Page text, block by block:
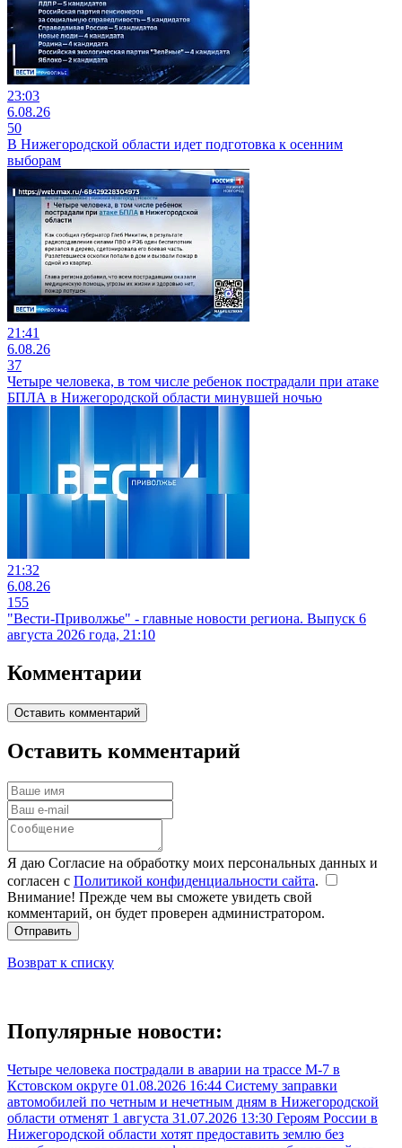
23:03
6.08.26
50
В Нижегородской области идет подготовка к осенним
выборам
21:41
6.08.26
37
Четыре человека, в том числе ребенок пострадали при атаке
БПЛА в Нижегородской области минувшей ночью
21:32
6.08.26
155
"Вести-Приволжье" - главные новости региона. Выпуск 6
августа 2026 года, 21:10
Комментарии
Оставить комментарий
Оставить комментарий
Я даю Согласие на обработку моих персональных данных и
согласен с Политикой конфиденциальности сайта.
Внимание! Прежде чем вы сможете увидеть свой
комментарий, он будет проверен администратором.
Отправить
Возврат к списку
Популярные новости:
Четыре человека пострадали в аварии на трассе М-7 в
Кстовском округе 01.08.2026 16:44 Систему заправки
автомобилей по четным и нечетным дням в Нижегородской
области отменят 1 августа 31.07.2026 13:30 Героям России в
Нижегородской области хотят предоставить землю без